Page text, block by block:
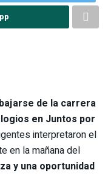
de la carrera
en Juntos por
interpretaron el
en la mañana del
y una oportunidad